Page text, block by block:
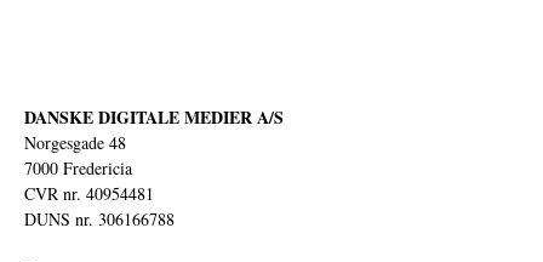
DANSKE DIGITALE MEDIER A/S
Norgesgade 48
7000 Fredericia
CVR nr. 40954481
DUNS nr. 306166788